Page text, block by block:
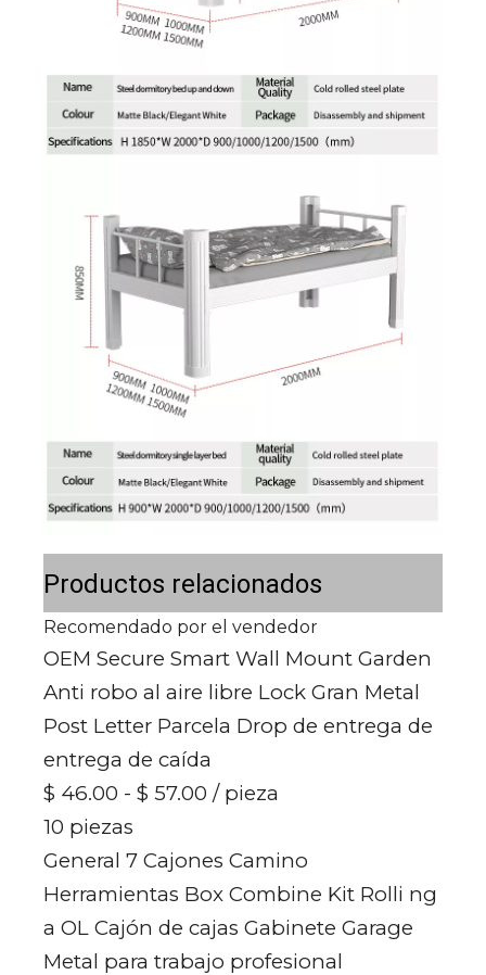
Productos relacionados
Recomendado por el vendedor
OEM Secure Smart Wall Mount Garden
Anti robo al aire libre Lock Gran Metal
Post Letter Parcela Drop de entrega de
entrega de caída
$ 46.00 - $ 57.00 / pieza
10 piezas
General 7 Cajones Camino
Herramientas Box Combine Kit Rolli ng
a OL Cajón de cajas Gabinete Garage
Metal para trabajo profesional